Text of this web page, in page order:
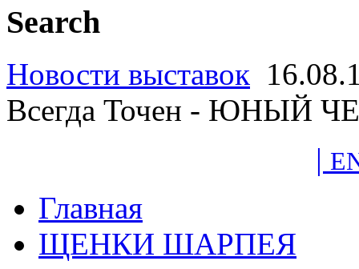
Search
Новости выставок
Всегда Точен - ЮНЫЙ
|
Главная
ЩЕНКИ ШАРПЕЯ